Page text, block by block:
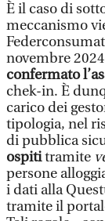
È il caso di
meccanismo
novembre 2024
confermato
chek-in. È
carico dei
tipologia, nel
di pubblica
ospititramite
persone
i dati alla
tramite il